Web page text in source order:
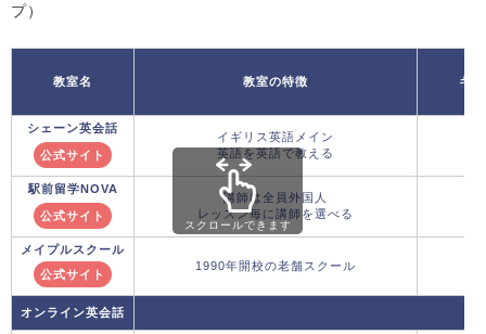
プ）
教室名 教室の特徴 キ
シェーン英会話
公式サイト
イギリス英語メイン
英語を英語で教える
駅前留学NOVA
公式サイト
講師は全員外国人
レッスン毎に講師を選べる
メイプルスクール
公式サイト
1990年開校の老舗スクール
オンライン英会話
スクロールできます